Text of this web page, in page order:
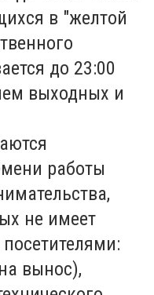
в "желтой
до 23:00
выходных и
работы
не имеет
вынос),